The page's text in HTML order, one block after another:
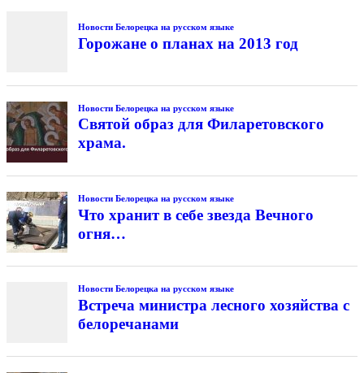
Новости Белорецка на русском языке
Горожане о планах на 2013 год
Новости Белорецка на русском языке
Святой образ для Филаретовского
храма.
Новости Белорецка на русском языке
Что хранит в себе звезда Вечного
огня…
Новости Белорецка на русском языке
Встреча министра лесного хозяйства с
белоречанами